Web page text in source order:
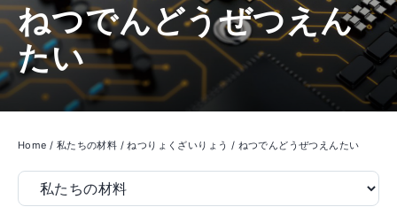
ねつでんどうぜつえん
たい
Home / 私たちの材料 / ねつりょくざいりょう / ねつでんどうぜつえんたい
Filter